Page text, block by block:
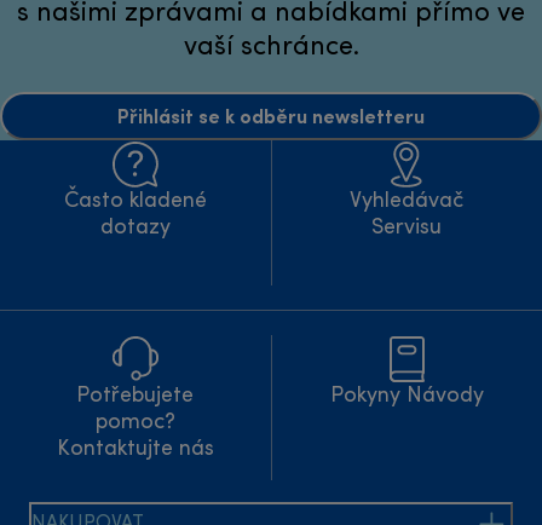
s našimi zprávami a nabídkami přímo ve
vaší schránce.
Přihlásit se k odběru newsletteru
Často kladené
dotazy
Vyhledávač
Servisu
Potřebujete
pomoc?
Kontaktujte nás
Pokyny Návody